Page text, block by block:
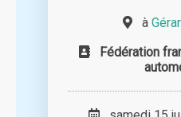
à
Fédération